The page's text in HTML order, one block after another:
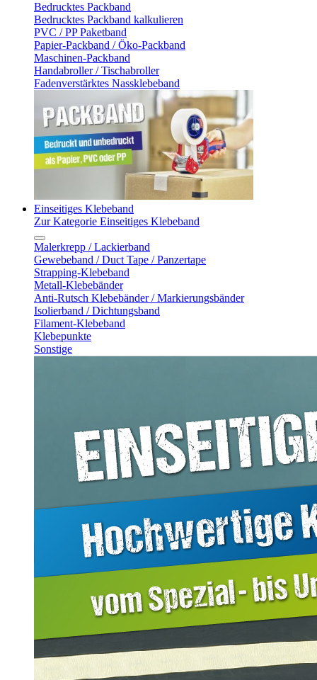
Bedrucktes Packband
Bedrucktes Packband kalkulieren
PVC / PP Paketband
Papier-Packband / Öko-Packband
Maschinen-Packband
Handabroller / Tischabroller
Fadenverstärktes Nassklebeband
Einseitiges Klebeband
Zur Kategorie Einseitiges Klebeband
Malerkrepp / Lackierband
Gewebeband / Duct Tape / Panzertape
Strapping-Klebeband
Metall-Klebebänder
Anti-Rutsch Klebebänder / Markierungsbänder
Isolierband / Dichtungsband
Filament-Klebeband
Klebepunkte
Sonstige